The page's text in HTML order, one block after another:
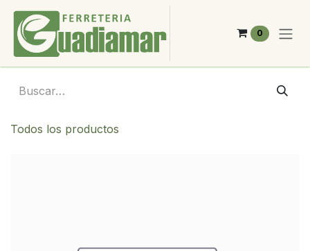
Ir al contenido
0
Todos los productos